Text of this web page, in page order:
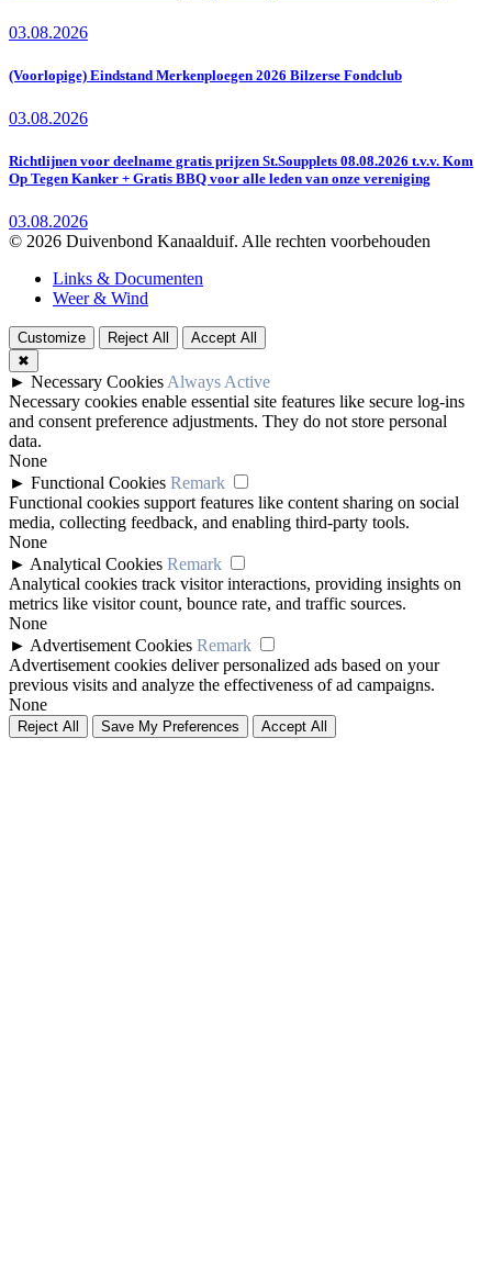
03.08.2026
(Voorlopige) Eindstand Merkenploegen 2026 Bilzerse Fondclub
03.08.2026
Richtlijnen voor deelname gratis prijzen St.Soupplets 08.08.2026 t.v.v. Kom
Op Tegen Kanker + Gratis BBQ voor alle leden van onze vereniging
03.08.2026
© 2026 Duivenbond Kanaalduif. Alle rechten voorbehouden
Links & Documenten
Weer & Wind
Customize Reject All
Accept All
✖
► Necessary Cookies Always Active
Necessary cookies enable essential site features like secure log-ins
and consent preference adjustments. They do not store personal
data.
None
► Functional Cookies Remark
Functional cookies support features like content sharing on social
media, collecting feedback, and enabling third-party tools.
None
► Analytical Cookies Remark
Analytical cookies track visitor interactions, providing insights on
metrics like visitor count, bounce rate, and traffic sources.
None
► Advertisement Cookies Remark
Advertisement cookies deliver personalized ads based on your
previous visits and analyze the effectiveness of ad campaigns.
None
Reject All Save My Preferences Accept All